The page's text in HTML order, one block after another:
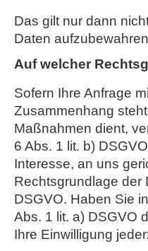
Das gilt nur dann
Daten
Auf welcher
Sofern Ihre Anfrage
Zusammenhang
Maßnahmen dient,
6 Abs. 1 lit. b)
Interesse, an uns
Rechtsgrundlage der
DSGVO. Haben Sie
Abs. 1 lit. a) DSGVO
Ihre Einwilligung